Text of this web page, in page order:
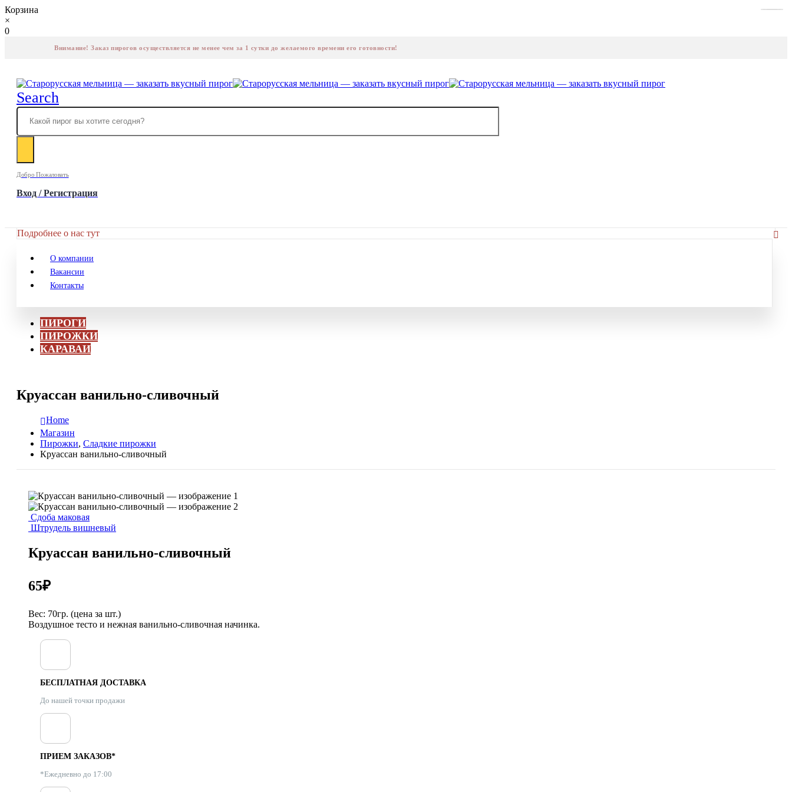
Корзина
×
0
Внимание! Заказ пирогов осуществляется не менее чем за 1 сутки до желаемого времени его готовности!
Search
Добро Пожаловать
Вход / Регистрация
Подробнее о нас тут
О компании
Вакансии
Контакты
ПИРОГИ
ПИРОЖКИ
КАРАВАИ
Круассан ванильно-сливочный
Home
Магазин
Пирожки, Сладкие пирожки
Круассан ванильно-сливочный
Сдоба маковая
Штрудель вишневый
Круассан ванильно-сливочный
65₽
Вес: 70гр. (цена за шт.)
Воздушное тесто и нежная ванильно-сливочная начинка.
БЕСПЛАТНАЯ ДОСТАВКА
До нашей точки продажи
ПРИЕМ ЗАКАЗОВ*
*Ежедневно до 17:00